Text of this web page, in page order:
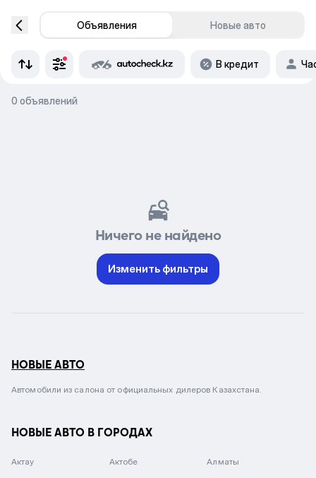
Объявления Новые авто
В кредит
0 объявлений
Ничего не найдено
Изменить фильтры
НОВЫЕ АВТО
Автомобили из салона от официальных дилеров Казахстана.
НОВЫЕ АВТО В ГОРОДАХ
Актау Актобе Алматы